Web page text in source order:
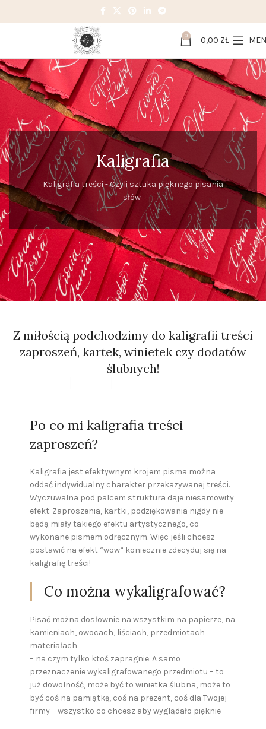
0 0,00 ZŁ
Kaligrafia
Kaligrafia treści - Czyli sztuka pięknego pisania
słów
Z miłością podchodzimy do kaligrafii treści
zaproszeń, kartek, winietek czy dodatów
ślubnych!
Po co mi kaligrafia treści
zaproszeń?
Kaligrafia jest efektywnym krojem pisma można
oddać indywidualny charakter przekazywanej treści.
Wyczuwalna pod palcem struktura daje niesamowity
efekt. Zaproszenia, kartki, podziękowania nigdy nie
będą miały takiego efektu artystycznego, co
wykonane pismem odręcznym. Więc jeśli chcesz
postawić na efekt “wow” koniecznie zdecyduj się na
kaligrafię treści!
Co można wykaligrafować?
Pisać można dosłownie na wszystkim na papierze, na
kamieniach, owocach, liściach, przedmiotach
materiałach
– na czym tylko ktoś zapragnie. A samo
przeznaczenie wykaligrafowanego przedmiotu – to
już dowolność, może być to winietka ślubna, może to
być coś na pamiątkę, coś na prezent, coś dla Twojej
firmy – wszystko co chcesz aby wyglądało pięknie